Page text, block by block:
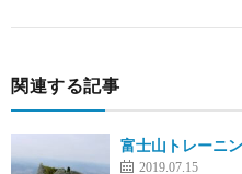
関連する記事
富士山トレーニ
2019.07.15